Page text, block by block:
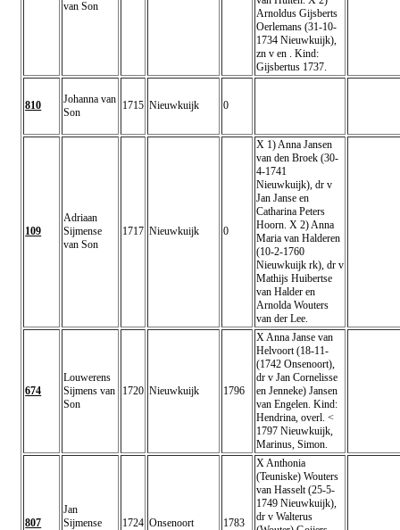
van Son
Arnoldus Gijsberts
Oerlemans (31-10-
1734 Nieuwkuijk),
zn v en . Kind:
Gijsbertus 1737.
810
Johanna van
Son
1715 Nieuwkuijk 0
109
Adriaan
Sijmense
van Son
1717 Nieuwkuijk 0
X 1) Anna Jansen
van den Broek (30-
4-1741
Nieuwkuijk), dr v
Jan Janse en
Catharina Peters
Hoorn. X 2) Anna
Maria van Halderen
(10-2-1760
Nieuwkuijk rk), dr v
Mathijs Huibertse
van Halder en
Arnolda Wouters
van der Lee.
674
Louwerens
Sijmens van
Son
1720 Nieuwkuijk 1796
X Anna Janse van
Helvoort (18-11-
(1742 Onsenoort),
dr v Jan Cornelisse
en Jenneke) Jansen
van Engelen. Kind:
Hendrina, overl. <
1797 Nieuwkuijk,
Marinus, Simon.
807
Jan
Sijmense
1724 Onsenoort 1783
X Anthonia
(Teuniske) Wouters
van Hasselt (25-5-
1749 Nieuwkuijk),
dr v Walterus